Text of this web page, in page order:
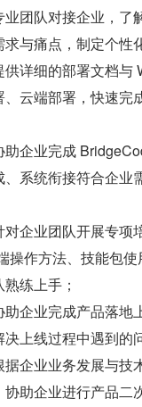
业团队对接企业，了
与痛点，制定个性
供详细的部署文档与
、云端部署，快速完
助企业完成
系统衔接符合企业
对企业团队开展专
操作方法、技能包
练上手；
助企业完成产品落
上线过程中遇到的
据企业业务发展与技
助企业进行产品二